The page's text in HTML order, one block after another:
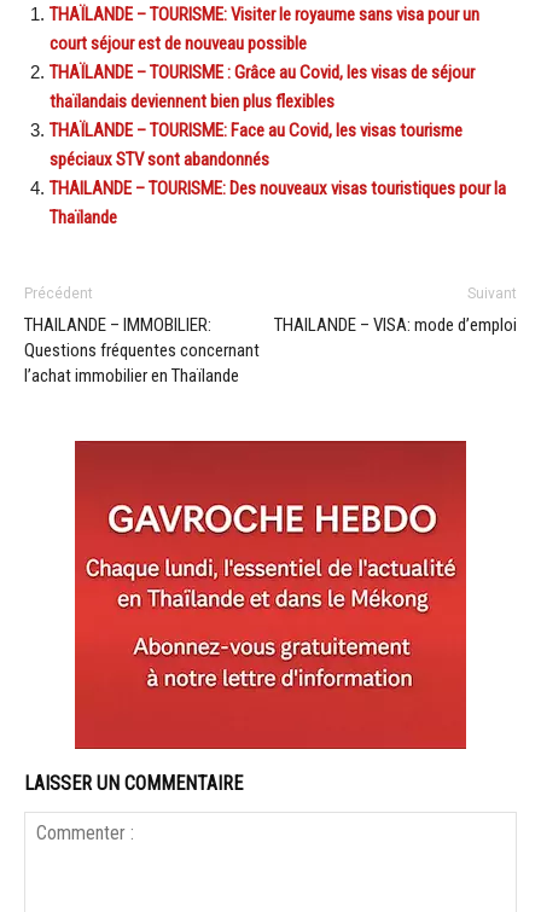
THAÏLANDE – TOURISME: Visiter le royaume sans visa pour un
court séjour est de nouveau possible
THAÏLANDE – TOURISME : Grâce au Covid, les visas de séjour
thaïlandais deviennent bien plus flexibles
THAÏLANDE – TOURISME: Face au Covid, les visas tourisme
spéciaux STV sont abandonnés
THAILANDE – TOURISME: Des nouveaux visas touristiques pour la
Thaïlande
Précédent
THAILANDE – IMMOBILIER:
Questions fréquentes concernant
l’achat immobilier en Thaïlande
Suivant
THAILANDE – VISA: mode d’emploi
LAISSER UN COMMENTAIRE